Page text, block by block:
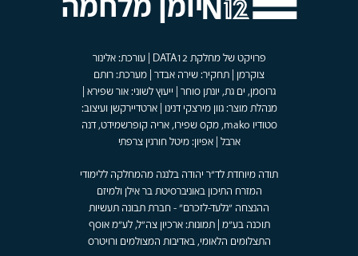
יומן מלחמה
פרויקט של מחלקת DATA12 | עורכת: אלינור
צוקרמן | תחקיר: שירה אבדר | מערכת: רותם
גרוסמן, ים גת, יונתן סוחר | ייעוץ לשוני: אור שפירא |
מנהלת מוצר: גוון מירצקי דנינו | ארטדיירקשן ועיצוב:
סטודיו mako, מקס שפירו, אריה קופרשמידט, דנה
ארבל | אפיון: מיטל חורגין צרפתי
תודה מיוחדת לד"ר יהודה בלנגה מהמחלקה ללימודי
המזרח התיכון באוניברסיטת בר אילן ולמיזם
ההנצחה "גלעד-לזכרם" - חברת תבונה תעשיות
תוכנה בע"מ | תמונות: ארכיון צה"ל, לע"מ אוסף
התצלומים הלאומי, באדיבות המצולמים ורויטרס